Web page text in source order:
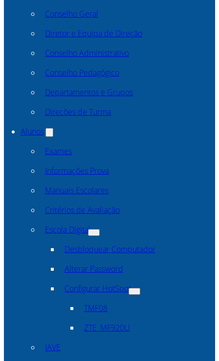
Conselho Geral
Diretor e Equipa de Direção
Conselho Administrativo
Conselho Pedagógico
Departamentos e Grupos
Direcões de Turma
Alunos
Exames
Informações Prova
Manuais Escolares
Critérios de Avaliação
Escola Digital
Desbloquear Computador
Alterar Password
Configurar HotSpot
TMF08
ZTE_MF920U
IAVE